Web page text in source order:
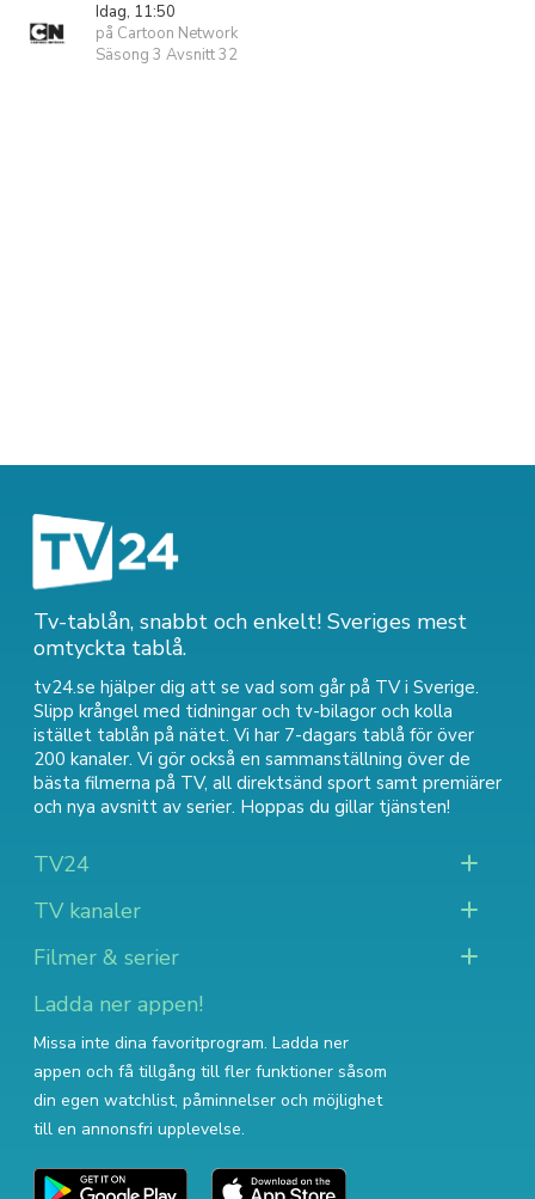
Idag, 11:50
på Cartoon Network
Säsong 3 Avsnitt 32
Tv-tablån, snabbt och enkelt! Sveriges mest
omtyckta tablå.
tv24.se hjälper dig att se vad som går på TV i Sverige.
Slipp krångel med tidningar och tv-bilagor och kolla
istället tablån på nätet. Vi har 7-dagars tablå för över
200 kanaler. Vi gör också en sammanställning över de
bästa filmerna på TV, all direktsänd sport samt premiärer
och nya avsnitt av serier. Hoppas du gillar tjänsten!
TV24
TV kanaler
Filmer & serier
Ladda ner appen!
Missa inte dina favoritprogram. Ladda ner
appen och få tillgång till fler funktioner såsom
din egen watchlist, påminnelser och möjlighet
till en annonsfri upplevelse.